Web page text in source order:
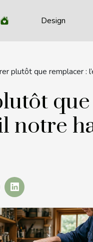
Design
plutôt que remplacer :
notre